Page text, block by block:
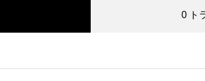
0 ト